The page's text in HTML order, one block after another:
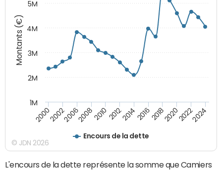
Montants (€)
Encours de la dette
20002002200620082010 2012201420162018202020222024
1M
2M
3M
4M
5M
© JDN 2026
L'encours de la dette représente la somme que Camiers